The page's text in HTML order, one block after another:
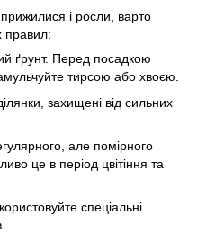
і росли, варто
правил:
ґрунт. Перед посадкою
тирсою або хвоєю.
захищені від сильних
але помірного
це в період цвітіння та
спеціальні